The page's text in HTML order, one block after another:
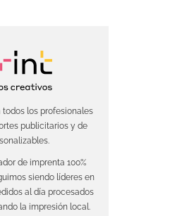
todos los profesionales
publicitarios y de
de imprenta 100%
siendo líderes en
al día procesados
la impresión local.